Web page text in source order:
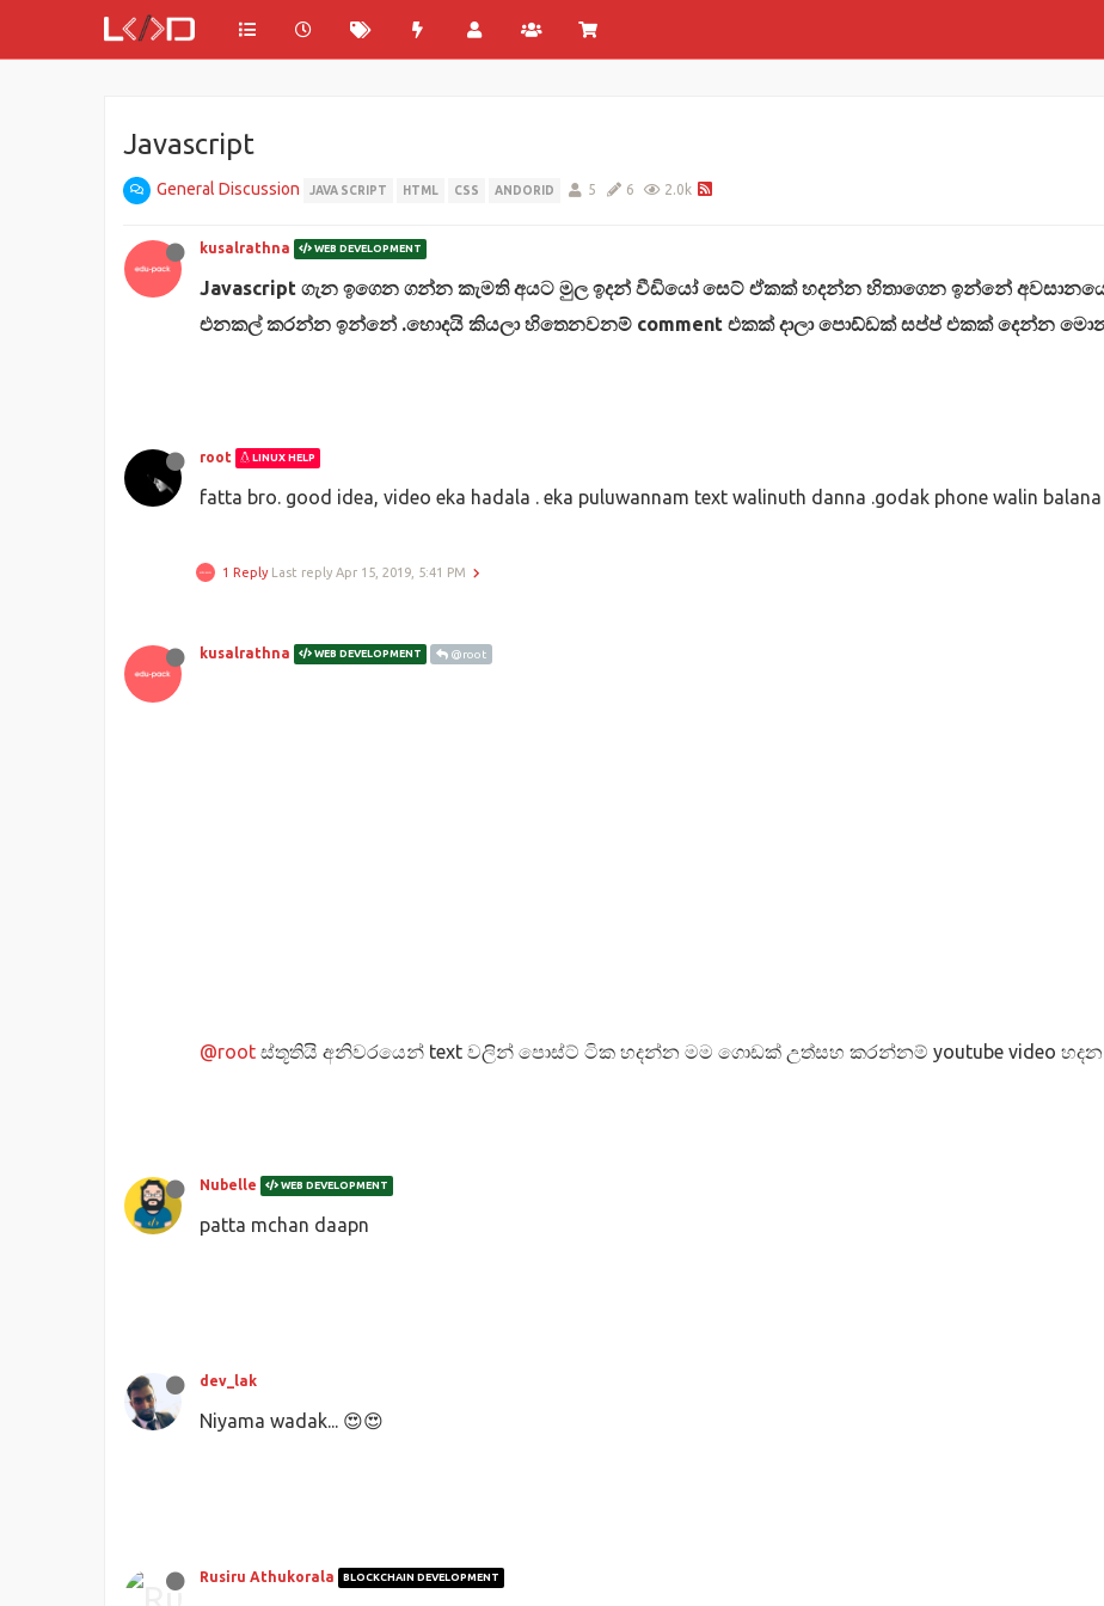
Javascript
General Discussion JAVA SCRIPT HTML CSS ANDORID 5 6 2.0k
kusalrathna WEB DEVELOPMENT
Javascript ගැන ඉගෙන ගන්න කැමති අයට මුල ඉදන් වීඩියෝ සෙට් ඒකක් හදන්න හිතාගෙන ඉන්නේ
එනකල් කරන්න ඉන්නේ .හොදයි කියලා හිතෙනවනම් comment එකක් දාලා පොඩ්ඩක් සප්ප් එකක් දෙන්න
root LINUX HELP
fatta bro. good idea, video eka hadala . eka puluwannam text walinuth danna .godak phone walin
1 Reply Last reply Apr 15, 2019, 5:41 PM
kusalrathna WEB DEVELOPMENT @root
@root ස්තූතියි අනිවරයෙන් text වලින් පොස්ට් ටික හදන්න මම ගොඩක් උත්සහ කරන්නම් youtube video හදන
Nubelle WEB DEVELOPMENT
patta mchan daapn
dev_lak
Niyama wadak... 😍😍
Rusiru Athukorala BLOCKCHAIN DEVELOPMENT